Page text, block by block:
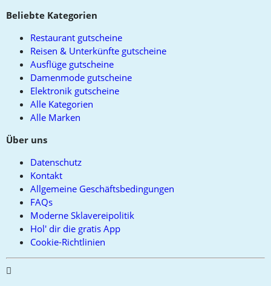
Beliebte Kategorien
Restaurant gutscheine
Reisen & Unterkünfte gutscheine
Ausflüge gutscheine
Damenmode gutscheine
Elektronik gutscheine
Alle Kategorien
Alle Marken
Über uns
Datenschutz
Kontakt
Allgemeine Geschäftsbedingungen
FAQs
Moderne Sklavereipolitik
Hol' dir die gratis App
Cookie-Richtlinien